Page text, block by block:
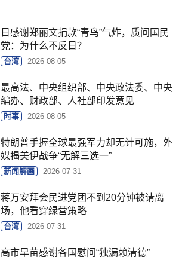
日感谢郑丽文捐款“青鸟”气炸，质问国民
党：为什么不反日？
台湾 2026-08-05
最高法、中央组织部、中央政法委、中央
编办、财政部、人社部印发意见
时事 2026-08-05
特朗普手握全球最强军力却无计可施，外
媒揭美伊战争“无解三选一”
新闻解画 2026-07-31
蒋万安拜会民进党团不到20分钟被请离
场，他看穿绿营策略
台湾 2026-07-31
高市早苗感谢各国慰问“独漏赖清德”